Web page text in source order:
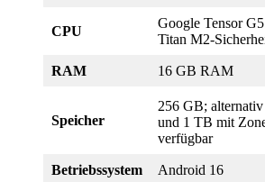
CPU
Google Tensor G5
Titan M2-
RAM 16 GB RAM
Speicher
256 GB;
und 1 TB mit
verfügbar
Betriebssystem Android 16